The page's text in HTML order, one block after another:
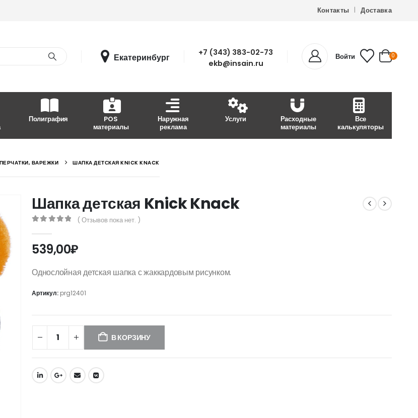
Контакты Доставка
Екатеринбург
+7 (343) 383-02-73
ekb@insain.ru
Войти 0
Полиграфия
POS
материалы
Наружная
реклама
Услуги
Расходные
материалы
Все
калькуляторы
ВАРЕЖКИ ШАПКА ДЕТСКАЯ KNICK KNACK
Шапка детская Knick Knack
( Отзывов пока нет. )
539,00₽
Однослойная детская шапка с жаккардовым рисунком.
Артикул: prg12401
В КОРЗИНУ